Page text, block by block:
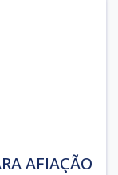
AFIAÇÃO